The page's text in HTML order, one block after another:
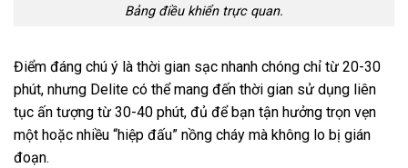
Bảng điều khiển trực quan.
Điểm đáng chú ý là thời gian sạc nhanh chóng chỉ từ 20-30
phút, nhưng Delite có thể mang đến thời gian sử dụng liên
tục ấn tượng từ 30-40 phút, đủ để bạn tận hưởng trọn vẹn
một hoặc nhiều “hiệp đấu” nồng cháy mà không lo bị gián
đoạn.